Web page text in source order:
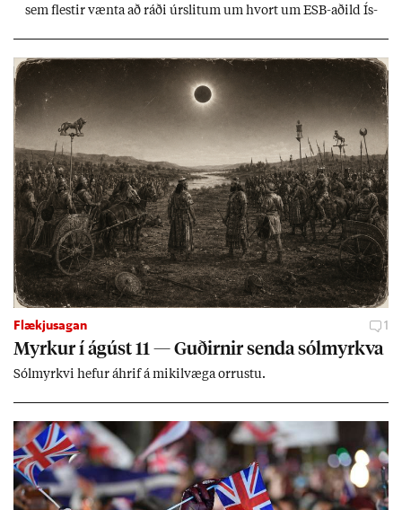
sem flest­ir vænta að ráði úr­slit­um um hvort um ESB-að­ild Ís­
kerfi, en sveigj­an­leiki til lausna er um­tals­verð­ur.
Flækjusagan 1
Myrk­ur í ág­úst 11 — Guð­irn­ir senda sól­myrkva
Sól­myrkvi hef­ur áhrif á mik­il­væga orr­ustu.